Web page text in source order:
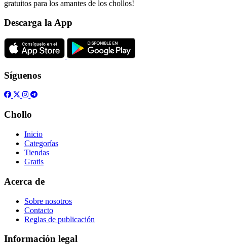
gratuitos para los amantes de los chollos!
Descarga la App
Síguenos
Chollo
Inicio
Categorías
Tiendas
Gratis
Acerca de
Sobre nosotros
Contacto
Reglas de publicación
Información legal